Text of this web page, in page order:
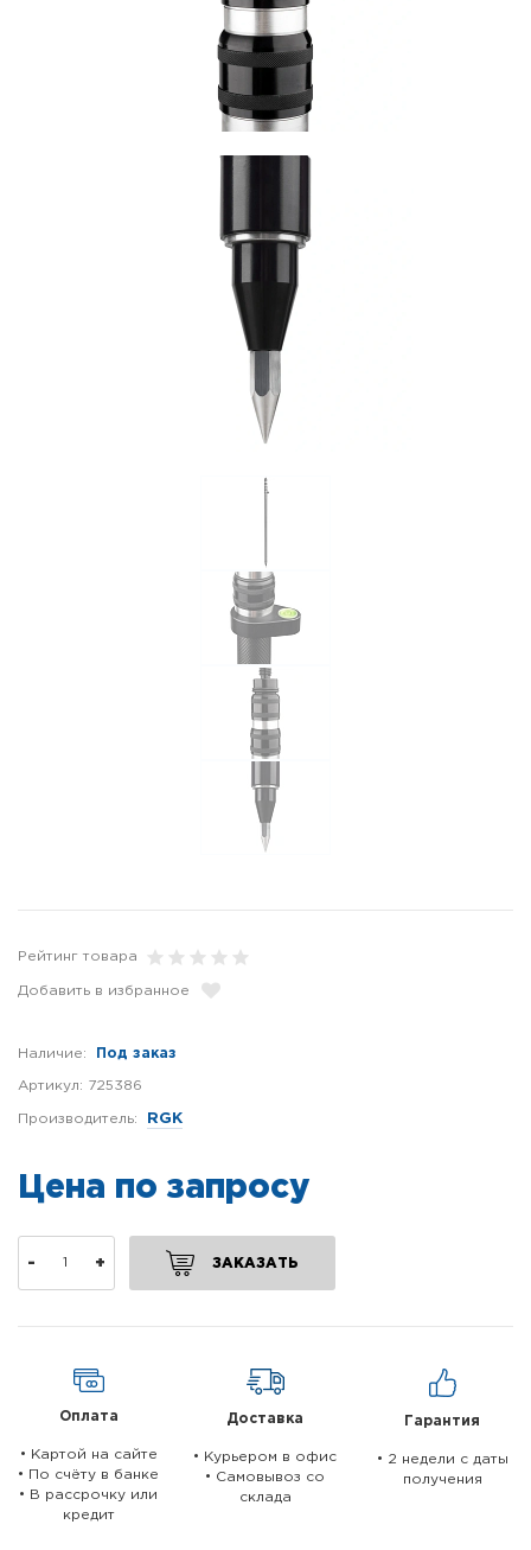
Рейтинг товара
Добавить в избранное
Наличие: Под заказ
Артикул: 725386
Производитель: RGK
Цена по запросу
- + ЗАКАЗАТЬ
Оплата
• Картой на сайте
• По счёту в банке
• В рассрочку или
кредит
Доставка
• Курьером в офис
• Самовывоз со
склада
Гарантия
• 2 недели c даты
получения